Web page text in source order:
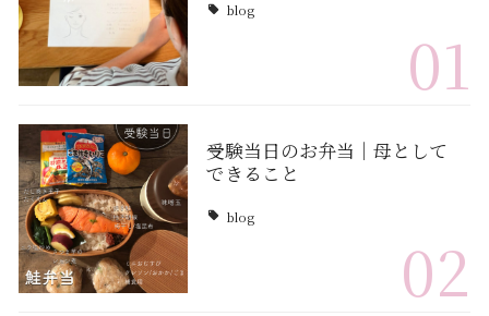
blog
01
受験当日のお弁当｜母として
できること
blog
02